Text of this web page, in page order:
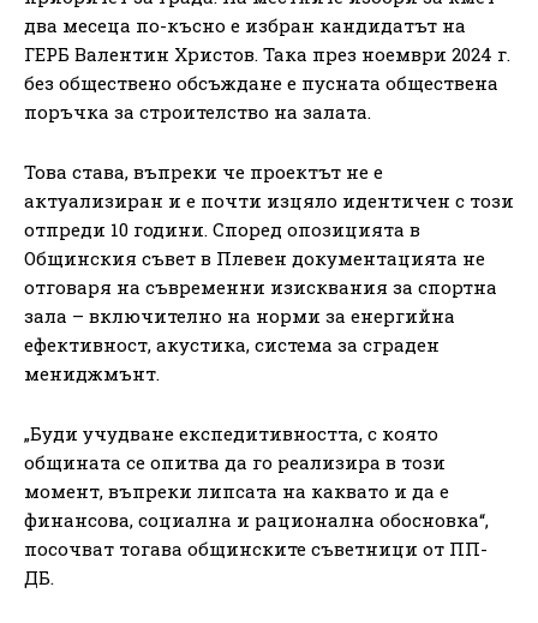
два месеца по-късно е избран кандидатът на
ГЕРБ Валентин Христов. Така през ноември 2024 г.
без обществено обсъждане е пусната обществена
поръчка за строителство на залата.
Това става, въпреки че проектът не е
актуализиран и е почти изцяло идентичен с този
отпреди 10 години. Според опозицията в
Общинския съвет в Плевен документацията не
отговаря на съвременни изисквания за спортна
зала – включително на норми за енергийна
ефективност, акустика, система за сграден
мениджмънт.
„Буди учудване експедитивността, с която
общината се опитва да го реализира в този
момент, въпреки липсата на каквато и да е
финансова, социална и рационална обосновка“,
посочват тогава общинските съветници от ПП-
ДБ.